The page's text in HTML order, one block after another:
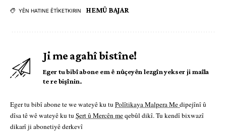
YÊN HATINE ÊTÎKETKIRIN HEMÛ BAJAR
Ji me agahî bistîne!
Eger tu bibî abone em ê nûçeyên lezgîn yekser ji maîla
te re bişînin.
Eger tu bibî abone te we wateyê ku tu Polîtikaya Malpera Medipejînî û
dîsa tê wê wateyê ku tu Şert û Mercên meqebûl dikî. Tu kendî bixwazî
dikarî ji abonetiyê derkevî